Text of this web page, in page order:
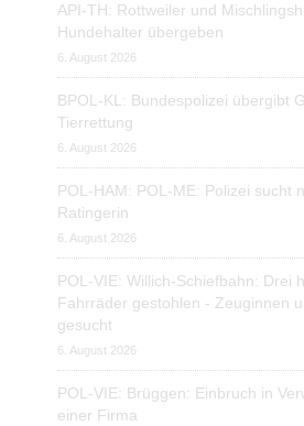
API-TH: Rottweiler und
Hundehalter übergeben
6. August 2026
BPOL-KL: Bundespolizei übergibt
Tierrettung
6. August 2026
POL-HAM: POL-ME: Polizei sucht
Ratingerin
6. August 2026
POL-VIE: Willich-Schiefbahn: Drei
Fahrräder gestohlen - Zeuginnen
gesucht
6. August 2026
POL-VIE: Brüggen: Einbruch in
einer Firma